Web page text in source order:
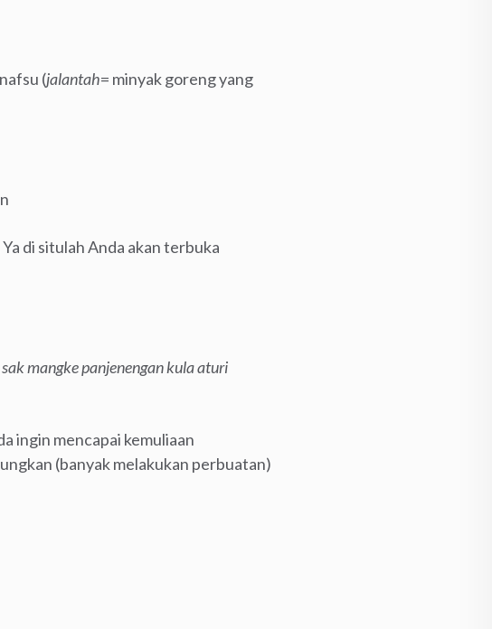
(jalantah= minyak goreng yang
Ya di situlah Anda akan terbuka
mangke panjenengan kula aturi
ingin mencapai kemuliaan
(banyak melakukan perbuatan)